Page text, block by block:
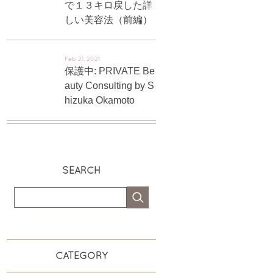
で１３キロ戻した詳
しい美容法（前編）
Feb 21, 2021
保護中: PRIVATE Be
auty Consulting by S
hizuka Okamoto
SEARCH
CATEGORY